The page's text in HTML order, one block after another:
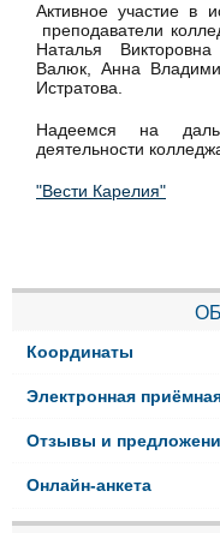
Активное участие в
преподаватели
Наталья
Валюк, Анна
Истратова.
Надеемся на
деятельности
"Вести Карелия"
Координаты
Электронная
Отзывы и
Онлайн-анкета